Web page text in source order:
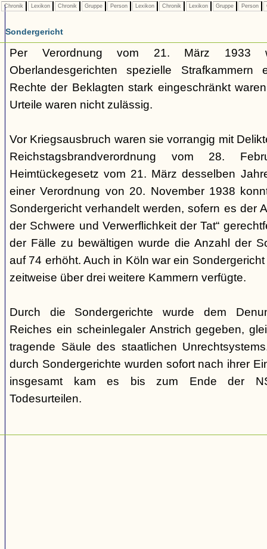
Chronik Lexikon Chronik Gruppe Person Lexikon Chronik Lexikon Gruppe Person
Sondergericht
Per Verordnung vom 21. März 1933
Oberlandesgerichten spezielle
Rechte der Beklagten stark eingeschränkt
Urteile waren nicht zulässig.
Vor Kriegsausbruch waren sie vorrangig mit
Reichstagsbrandverordnung vom 28.
Heimtückegesetz vom 21. März desselben
einer Verordnung von 20. November 1938
Sondergericht verhandelt werden, sofern es der
der Schwere und Verwerflichkeit der Tat“
der Fälle zu bewältigen wurde die Anzahl der
auf 74 erhöht. Auch in Köln war ein
zeitweise über drei weitere Kammern verfügte.
Durch die Sondergerichte wurde dem
Reiches ein scheinlegaler Anstrich gegeben,
tragende Säule des staatlichen
durch Sondergerichte wurden sofort nach ihrer
insgesamt kam es bis zum Ende der
Todesurteilen.